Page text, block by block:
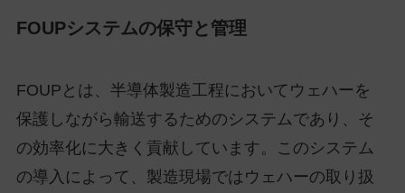
FOUPシステムの保守と管理
FOUPとは、半導体製造工程においてウェハーを
保護しながら輸送するためのシステムであり、そ
の効率化に大きく貢献しています。このシステム
の導入によって、製造現場ではウェハーの取り扱